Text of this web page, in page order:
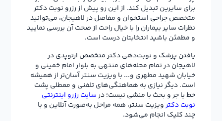
برای سایرین تبدیل کند. از این رو پیش از رزرو نوبت دکتر
متخصص جراحی استخوان و مفاصل در لاهیجان، می‌توانید
نظرات سایر بیماران را با خیال راحت از صحت آن بررسی نمایید
و مطمئن باشید انتخابتان درست است.
یافتن پزشک و نوبت‌دهی دکتر متخصص ارتوپدی در
لاهیجان در تمام محله‌های منتهی به بلوار امام خمینی و
خیابان شهید مطهری و... با ویزیت سنتر آسان‌تر از همیشه
است. دیگر نیازی به هماهنگی‌های تلفنی و معطلی پشت
خط یا جر و بحث با منشی نیست؛ درسایت رزرو اینترنتی
نوبت دکترویزیت سنتر، همه مراحل به‌صورت آنلاین و با
چند کلیک انجام می‌شود.